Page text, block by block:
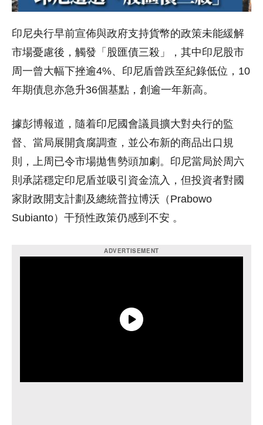
印尼央行早前宣佈與政府支持貨幣的政策未能緩解
市場憂慮後，觸發「股匯債三殺」，其中印尼股市
周一曾大幅下挫逾4%、印尼盾曾跌至紀錄低位，10
年期債息亦急升36個基點，創逾一年新高。
據彭博報道，隨着印尼國會議員擴大對央行的監
督、當局展開貪腐調查，並公布新的商品出口規
則，上周已令市場拋售勢頭加劇。印尼當局於周六
則承諾穩定印尼盾並吸引資金流入，但投資者對國
家財政開支計劃及總統普拉博沃（Prabowo
Subianto）干預性政策仍感到不安 。